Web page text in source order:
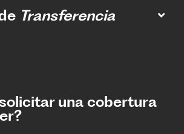
Transferencia
una cobertura